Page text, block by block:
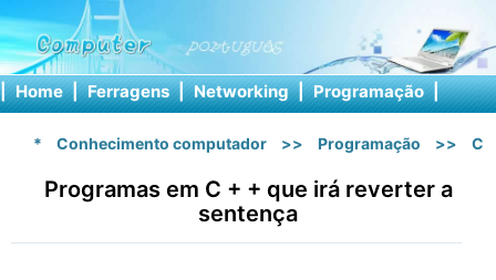
| Home | Ferragens | Networking | Programação |
* Conhecimento computador >> Programação >> C
Programas em C + + que irá reverter a
sentença